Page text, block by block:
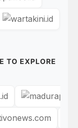
TO EXPLORE